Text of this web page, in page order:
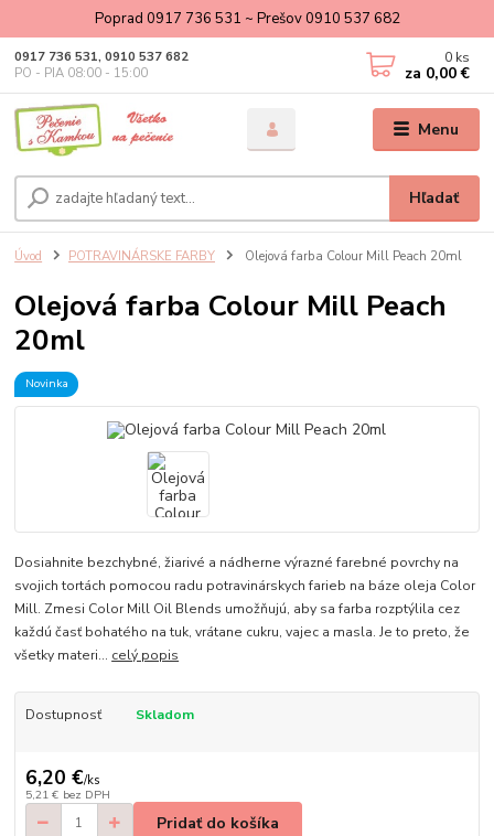
Poprad 0917 736 531 ~ Prešov 0910 537 682
Menu
Hľadať
0917 736 531, 0910 537 682
PO - PIA 08:00 - 15:00
0 ks
za 0,00 €
Úvod POTRAVINÁRSKE FARBY Olejová farba Colour Mill Peach 20ml
Olejová farba Colour Mill Peach
20ml
Novinka
Dosiahnite bezchybné, žiarivé a nádherne výrazné farebné povrchy na
svojich tortách pomocou radu potravinárskych farieb na báze oleja Color
Mill. Zmesi Color Mill Oil Blends umožňujú, aby sa farba rozptýlila cez
každú časť bohatého na tuk, vrátane cukru, vajec a masla. Je to preto, že
všetky materi... celý popis
Dostupnosť Skladom
6,20 €/ks
5,21 € bez DPH
Pridať do košíka